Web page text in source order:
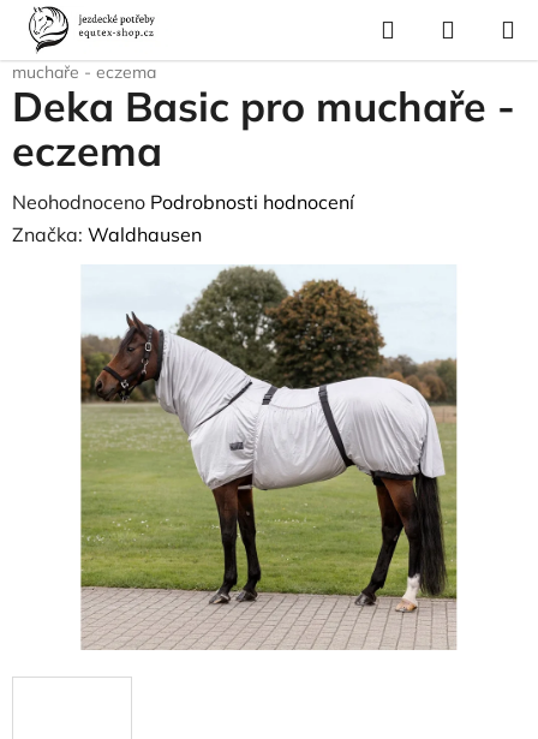
Přejít
obsah
Hledat
KOŠÍK
Domů
Pro koně
muchaře - eczema
Deka Basic pro muchaře -
eczema
Průměrné
hodnocení
produktu
hvězdiček.
Neohodnoceno Podrobnosti hodnocení
Značka: Waldhausen